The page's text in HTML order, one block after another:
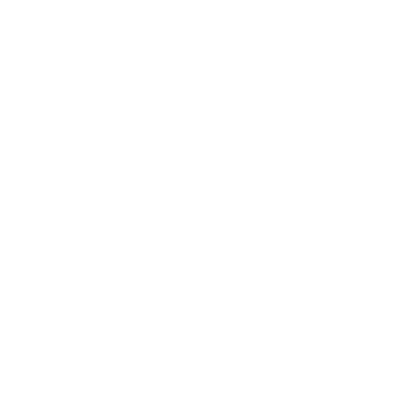
бізнес-систем, кластерів …
75-річчю економічного фак…